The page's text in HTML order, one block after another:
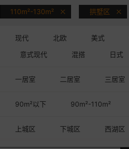
110m²-130m² 拱墅区
现代 北欧 美式
意式现代 混搭 日式
一居室 二居室 三居室
90m²以下 90m²-110m²
上城区 下城区 西湖区